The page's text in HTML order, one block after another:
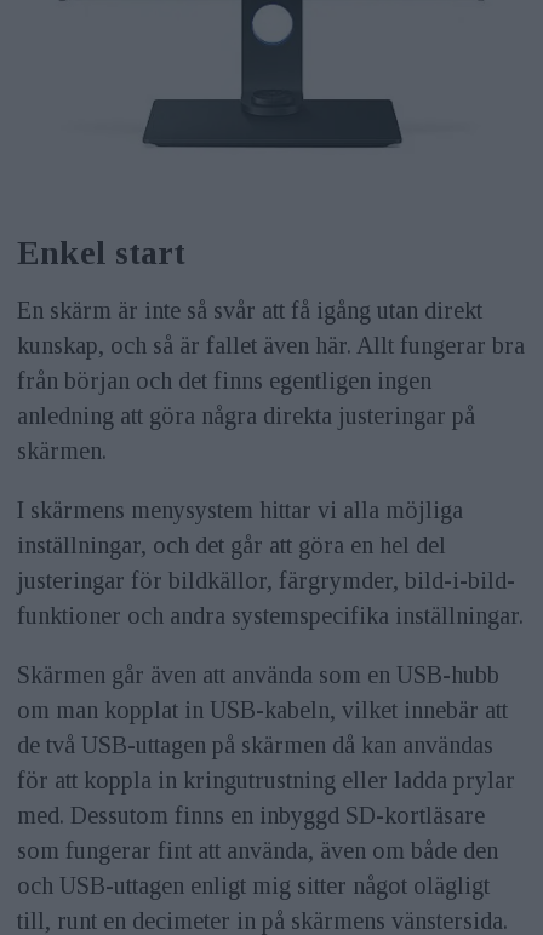
Enkel start
En skärm är inte så svår att få igång utan direkt
kunskap, och så är fallet även här. Allt fungerar bra
från början och det finns egentligen ingen
anledning att göra några direkta justeringar på
skärmen.
I skärmens menysystem hittar vi alla möjliga
inställningar, och det går att göra en hel del
justeringar för bildkällor, färgrymder, bild-i-bild-
funktioner och andra systemspecifika inställningar.
Skärmen går även att använda som en USB-hubb
om man kopplat in USB-kabeln, vilket innebär att
de två USB-uttagen på skärmen då kan användas
för att koppla in kringutrustning eller ladda prylar
med. Dessutom finns en inbyggd SD-kortläsare
som fungerar fint att använda, även om både den
och USB-uttagen enligt mig sitter något olägligt
till, runt en decimeter in på skärmens vänstersida.